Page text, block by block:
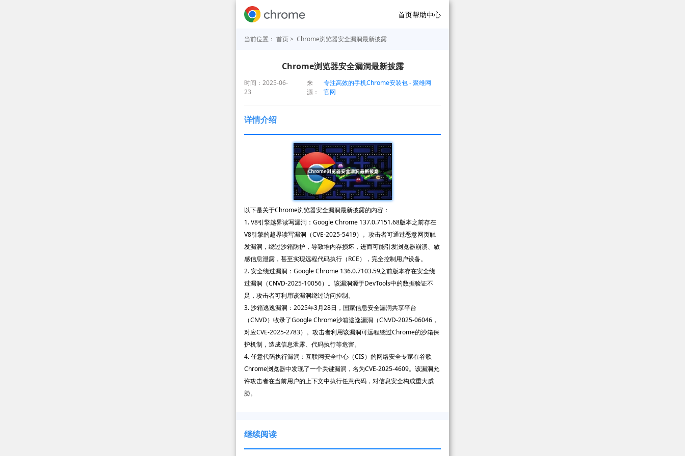
首页帮助中心
当前位置： 首页> Chrome浏览器安全漏洞最新披露
Chrome浏览器安全漏洞最新披露
时间：2025-06-
23
来
源：
专注高效的手机Chrome安装包 - 聚维网
官网
详情介绍
以下是关于Chrome浏览器安全漏洞最新披露的内容：
1. V8引擎越界读写漏洞：Google Chrome 137.0.7151.68版本之前存在
V8引擎的越界读写漏洞（CVE-2025-5419）。攻击者可通过恶意网页触
发漏洞，绕过沙箱防护，导致堆内存损坏，进而可能引发浏览器崩溃、敏
感信息泄露，甚至实现远程代码执行（RCE），完全控制用户设备。
2. 安全绕过漏洞：Google Chrome 136.0.7103.59之前版本存在安全绕
过漏洞（CNVD-2025-10056）。该漏洞源于DevTools中的数据验证不
足，攻击者可利用该漏洞绕过访问控制。
3. 沙箱逃逸漏洞：2025年3月28日，国家信息安全漏洞共享平台
（CNVD）收录了Google Chrome沙箱逃逸漏洞（CNVD-2025-06046，
对应CVE-2025-2783）。攻击者利用该漏洞可远程绕过Chrome的沙箱保
护机制，造成信息泄露、代码执行等危害。
4. 任意代码执行漏洞：互联网安全中心（CIS）的网络安全专家在谷歌
Chrome浏览器中发现了一个关键漏洞，名为CVE-2025-4609。该漏洞允
许攻击者在当前用户的上下文中执行任意代码，对信息安全构成重大威
胁。
继续阅读